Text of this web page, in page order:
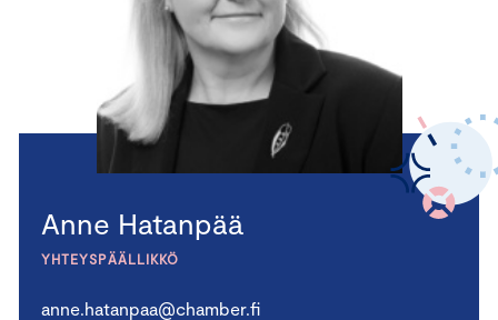
Anne Hatanpää
YHTEYSPÄÄLLIKKÖ
anne.hatanpaa@chamber.fi